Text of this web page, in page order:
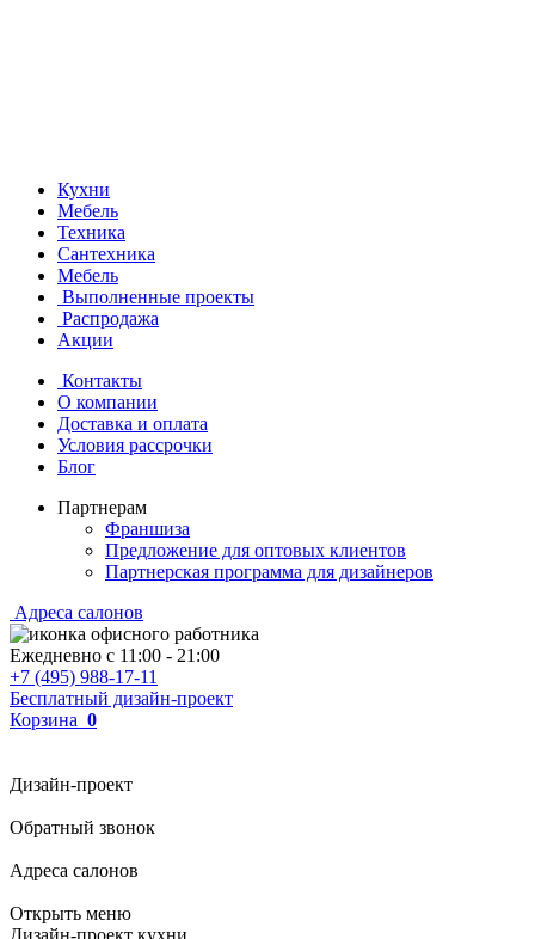
Кухни
Мебель
Техника
Сантехника
Мебель
Выполненные проекты
Распродажа
Акции
Контакты
О компании
Доставка и оплата
Условия рассрочки
Блог
Партнерам
Франшиза
Предложение для оптовых клиентов
Партнерская программа для дизайнеров
Адреса салонов
Ежедневно с 11:00 - 21:00
+7 (495) 988-17-11
Бесплатный дизайн-проект
Корзина 0
Дизайн-проект
Обратный звонок
Адреса салонов
Открыть меню
Дизайн-проект кухни